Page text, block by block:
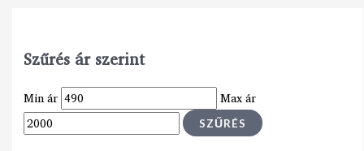
Szűrés ár szerint
Min ár Max ár
SZŰRÉS